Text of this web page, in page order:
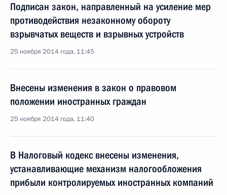
Подписан закон, направленный на усиление мер
противодействия незаконному обороту
взрывчатых веществ и взрывных устройств
25 ноября 2014 года, 11:45
Внесены изменения в закон о правовом
положении иностранных граждан
25 ноября 2014 года, 11:40
В Налоговый кодекс внесены изменения,
устанавливающие механизм налогообложения
прибыли контролируемых иностранных компаний